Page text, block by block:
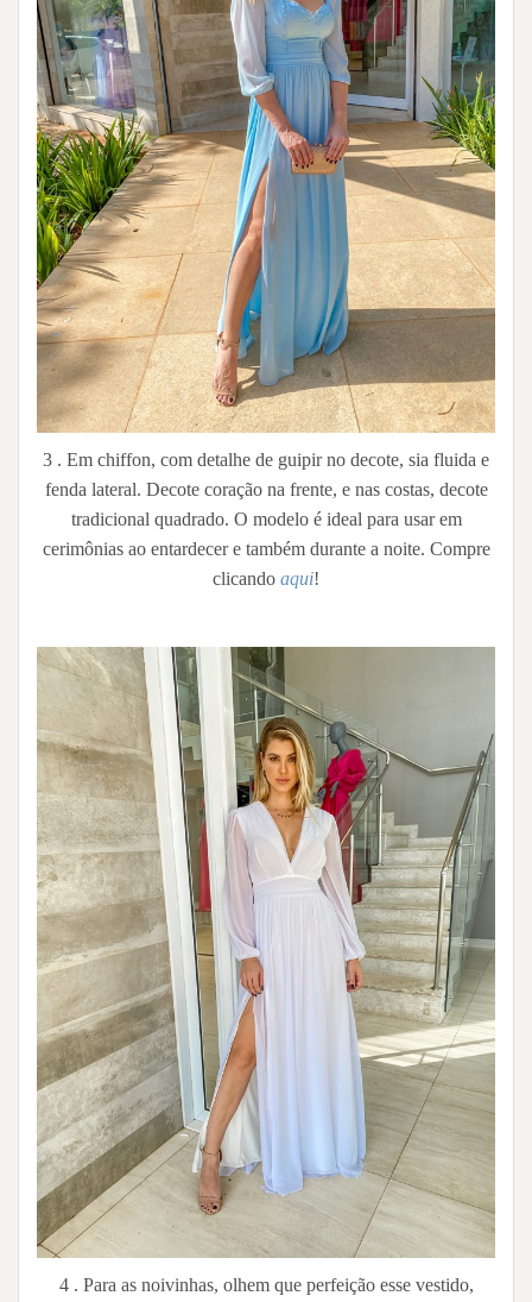
3 . Em chiffon, com detalhe de guipir no decote, sia fluida e
fenda lateral. Decote coração na frente, e nas costas, decote
tradicional quadrado. O modelo é ideal para usar em
cerimônias ao entardecer e também durante a noite. Compre
clicando aqui!
4 . Para as noivinhas, olhem que perfeição esse vestido,